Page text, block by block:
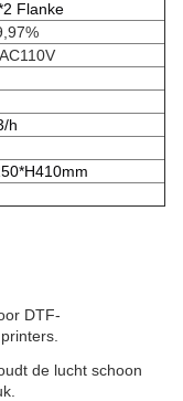
Flanke
h
DTF-
de lucht schoon